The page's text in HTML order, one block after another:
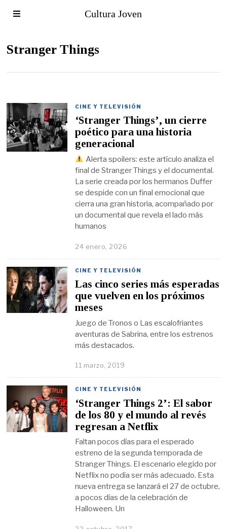
Cultura Joven
Stranger Things
CINE Y TELEVISIÓN
‘Stranger Things’, un cierre
poético para una historia
generacional
Alerta spoilers: este artículo analiza el
final de Stranger Things y el documental.
La serie creada por los hermanos Duffer
se despide con un final emocional que
cierra una gran historia, acompañado por
un documental que revela el lado más
humanos
24 enero, 2026
CINE Y TELEVISIÓN
Las cinco series más esperadas
que vuelven en los próximos
meses
Juego de Tronos o Las escalofriantes
aventuras de Sabrina, entre los estrenos
más destacados.
11 marzo, 2019
CINE Y TELEVISIÓN
‘Stranger Things 2’: El sabor
de los 80 y el mundo al revés
regresan a Netflix
Faltan pocos días para el esperado
estreno de la segunda temporada de
Stranger Things. El escenario elegido por
Netflix no podía ser más adecuado. Esta
nueva entrega se lanzará el 27 de octubre,
a pocos días de la celebración de
Halloween. Un